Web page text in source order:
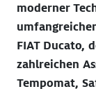
moderner
FIAT Ducato,
zahlreichen
Tempomat,